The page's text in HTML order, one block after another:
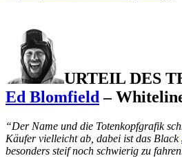
URTEIL DES
Ed Blomfield–
“Der Name und die Totenkopfgrafik
Käufer vielleicht ab, dabei ist das Black
besonders steif noch schwierig zu